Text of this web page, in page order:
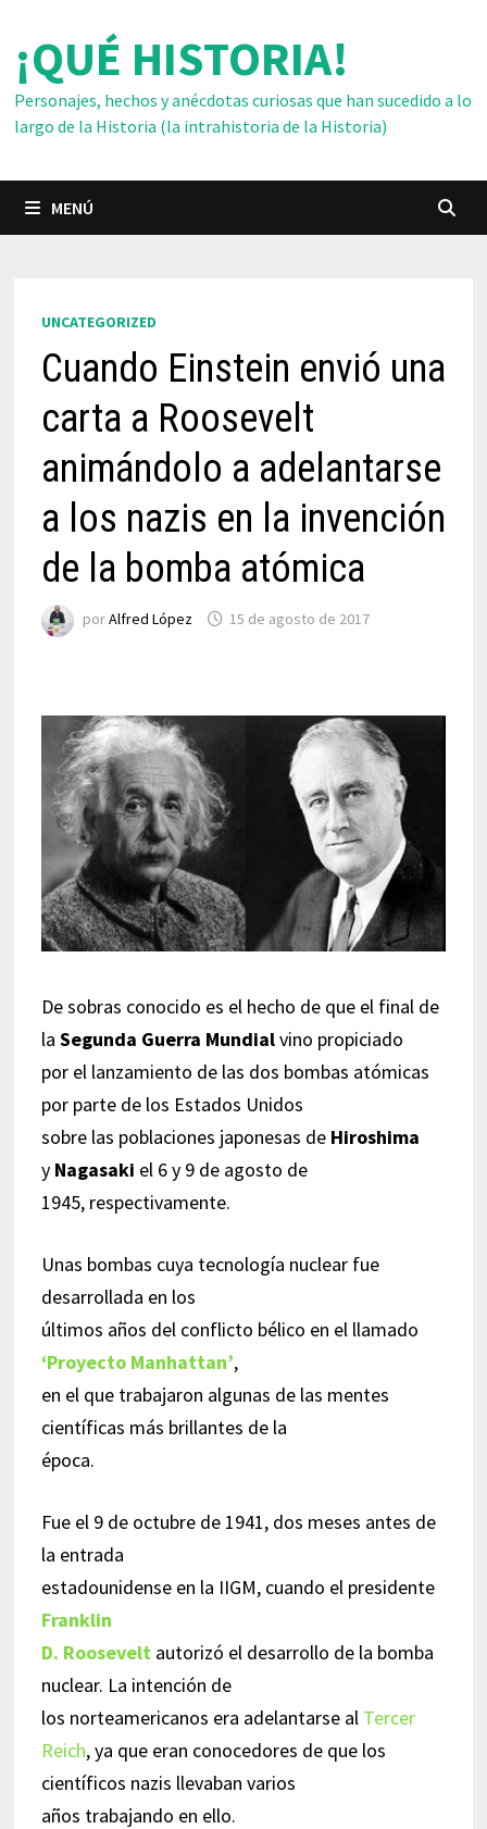
contenido
¡QUÉ HISTORIA!
Personajes, hechos y anécdotas curiosas que han sucedido a lo
largo de la Historia (la intrahistoria de la Historia)
MENÚ
UNCATEGORIZED
Cuando Einstein envió una
carta a Roosevelt
animándolo a adelantarse
a los nazis en la invención
de la bomba atómica
porAlfred López 15 de agosto de 2017
De sobras conocido es el hecho de que el final de
la Segunda Guerra Mundialvino propiciado
por el lanzamiento de las dos bombas atómicas
por parte de los Estados Unidos
sobre las poblaciones japonesas de Hiroshima
y Nagasaki el 6 y 9 de agosto de
1945, respectivamente.
Unas bombas cuya tecnología nuclear fue
desarrollada en los
últimos años del conflicto bélico en el llamado
‘Proyecto Manhattan’,
en el que trabajaron algunas de las mentes
científicas más brillantes de la
época.
Fue el 9 de octubre de 1941, dos meses antes de
la entrada
estadounidense en la IIGM, cuando el presidente
Franklin
D. Roosevelt autorizó el desarrollo de la bomba
nuclear. La intención de
los norteamericanos era adelantarse al Tercer
Reich, ya que eran conocedores de que los
científicos nazis llevaban varios
años trabajando en ello.